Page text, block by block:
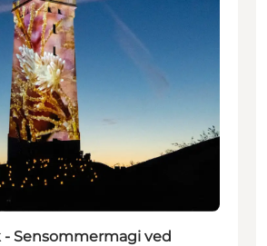
- Sensommermagi ved